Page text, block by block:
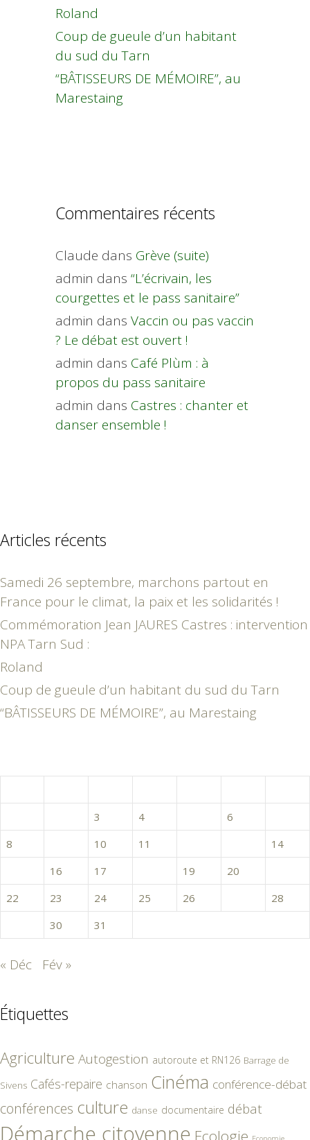
Roland
Coup de gueule d’un habitant
du sud du Tarn
“BÂTISSEURS DE MÉMOIRE”, au
Marestaing
Commentaires récents
Claude dans Grève (suite)
admin dans “L’écrivain, les
courgettes et le pass sanitaire”
admin dans Vaccin ou pas vaccin
? Le débat est ouvert !
admin dans Café Plùm : à
propos du pass sanitaire
admin dans Castres : chanter et
danser ensemble !
Articles récents
Samedi 26 septembre, marchons partout en
France pour le climat, la paix et les solidarités !
Commémoration Jean JAURES Castres : intervention
NPA Tarn Sud :
Roland
Coup de gueule d’un habitant du sud du Tarn
“BÂTISSEURS DE MÉMOIRE”, au Marestaing
3 4 6
8
10 11
14
16 17 19 20
22
23 24 25 26
28
30 31
« Déc Fév »
Étiquettes
Agriculture Autogestion autoroute et RN126 Barrage de
Sivens Cafés-repaire chanson Cinéma conférence-débat
conférences culture danse documentaire débat
Démarche citoyenne Ecologie